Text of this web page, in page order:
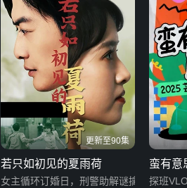
更新至90集
若只如初见的夏雨荷
女主循环订婚日，刑警助解谜擒真凶
蛮有意
探班